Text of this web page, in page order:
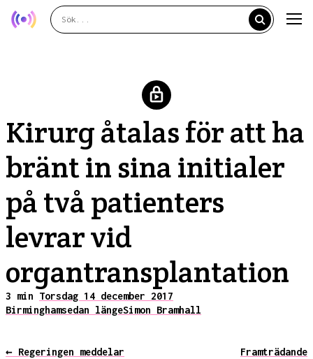
Kirurg åtalas för att ha
bränt in sina initialer
på två patienters
levrar vid
organtransplantation
3 min Torsdag 14 december 2017
Birminghamsedan längeSimon Bramhall
← Regeringen meddelar
Framträdande